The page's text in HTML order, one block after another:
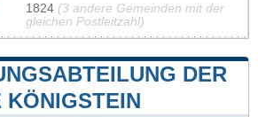
1824 (3 andere Gemeinden mit der
gleichen Postleitzahl)
DER
KÖNIGSTEIN